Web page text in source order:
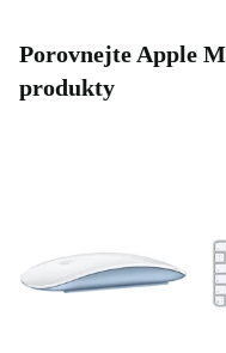
Porovnejte Apple
produkty